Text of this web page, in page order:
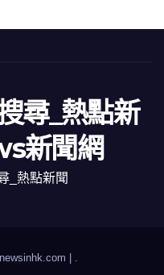
尋_熱點新
新聞網
_熱點新聞
|